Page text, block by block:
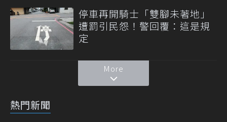
停車再開騎士「雙腳未著地」
遭罰引民怨！警回覆：這是規
定
More
熱門新聞